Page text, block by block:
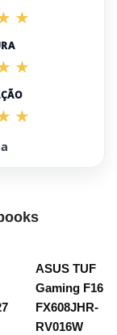
ASUS TUF
Gaming F16
FX608JHR-
RV016W